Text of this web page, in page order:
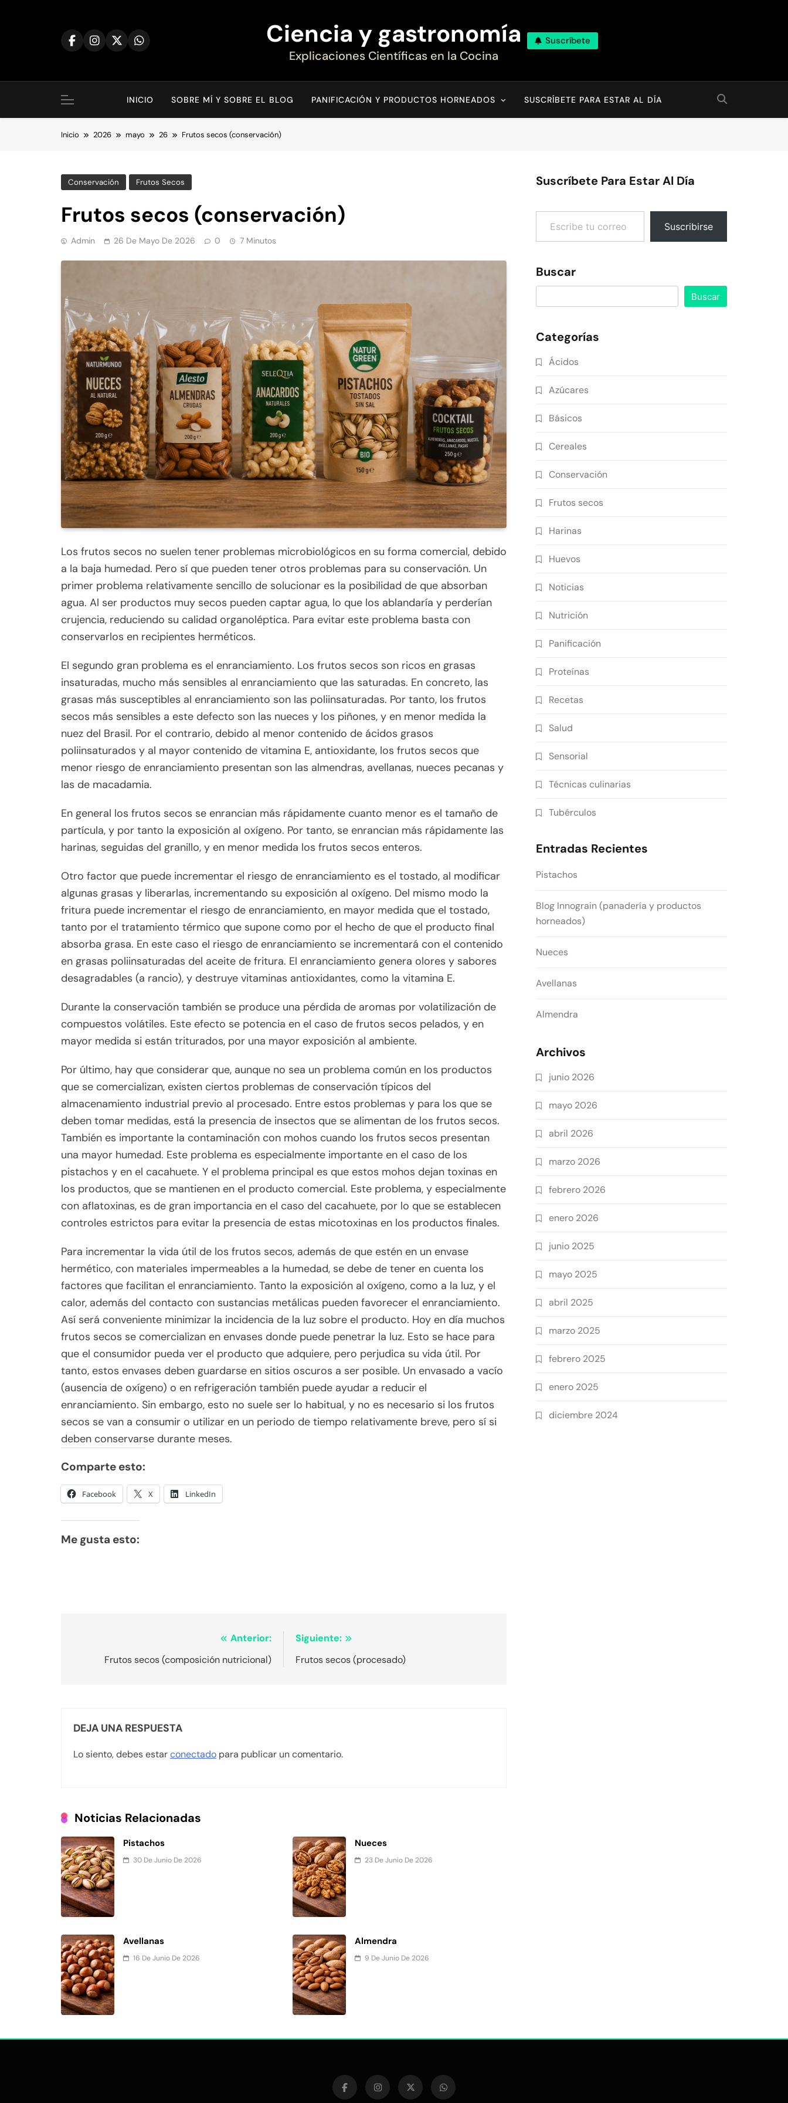
Ciencia y gastronomía
Explicaciones Científicas en la Cocina
Suscríbete
INICIO SOBRE MÍ Y SOBRE EL BLOG PANIFICACIÓN Y PRODUCTOS HORNEADOS SUSCRÍBETE PARA ESTAR AL DÍA
Inicio 2026 mayo 26 Frutos secos (conservación)
Conservación Frutos Secos
Frutos secos (conservación)
Admin 26 De Mayo De 2026 0 7 Minutos
Los frutos secos no suelen tener problemas microbiológicos en su forma comercial, debido
a la baja humedad. Pero sí que pueden tener otros problemas para su conservación. Un
primer problema relativamente sencillo de solucionar es la posibilidad de que absorban
agua. Al ser productos muy secos pueden captar agua, lo que los ablandaría y perderían
crujencia, reduciendo su calidad organoléptica. Para evitar este problema basta con
conservarlos en recipientes herméticos.
El segundo gran problema es el enranciamiento. Los frutos secos son ricos en grasas
insaturadas, mucho más sensibles al enranciamiento que las saturadas. En concreto, las
grasas más susceptibles al enranciamiento son las poliinsaturadas. Por tanto, los frutos
secos más sensibles a este defecto son las nueces y los piñones, y en menor medida la
nuez del Brasil. Por el contrario, debido al menor contenido de ácidos grasos
poliinsaturados y al mayor contenido de vitamina E, antioxidante, los frutos secos que
menor riesgo de enranciamiento presentan son las almendras, avellanas, nueces pecanas y
las de macadamia.
En general los frutos secos se enrancian más rápidamente cuanto menor es el tamaño de
partícula, y por tanto la exposición al oxígeno. Por tanto, se enrancian más rápidamente las
harinas, seguidas del granillo, y en menor medida los frutos secos enteros.
Otro factor que puede incrementar el riesgo de enranciamiento es el tostado, al modificar
algunas grasas y liberarlas, incrementando su exposición al oxígeno. Del mismo modo la
fritura puede incrementar el riesgo de enranciamiento, en mayor medida que el tostado,
tanto por el tratamiento térmico que supone como por el hecho de que el producto final
absorba grasa. En este caso el riesgo de enranciamiento se incrementará con el contenido
en grasas poliinsaturadas del aceite de fritura. El enranciamiento genera olores y sabores
desagradables (a rancio), y destruye vitaminas antioxidantes, como la vitamina E.
Durante la conservación también se produce una pérdida de aromas por volatilización de
compuestos volátiles. Este efecto se potencia en el caso de frutos secos pelados, y en
mayor medida si están triturados, por una mayor exposición al ambiente.
Por último, hay que considerar que, aunque no sea un problema común en los productos
que se comercializan, existen ciertos problemas de conservación típicos del
almacenamiento industrial previo al procesado. Entre estos problemas y para los que se
deben tomar medidas, está la presencia de insectos que se alimentan de los frutos secos.
También es importante la contaminación con mohos cuando los frutos secos presentan
una mayor humedad. Este problema es especialmente importante en el caso de los
pistachos y en el cacahuete. Y el problema principal es que estos mohos dejan toxinas en
los productos, que se mantienen en el producto comercial. Este problema, y especialmente
con aflatoxinas, es de gran importancia en el caso del cacahuete, por lo que se establecen
controles estrictos para evitar la presencia de estas micotoxinas en los productos finales.
Para incrementar la vida útil de los frutos secos, además de que estén en un envase
hermético, con materiales impermeables a la humedad, se debe de tener en cuenta los
factores que facilitan el enranciamiento. Tanto la exposición al oxígeno, como a la luz, y el
calor, además del contacto con sustancias metálicas pueden favorecer el enranciamiento.
Así será conveniente minimizar la incidencia de la luz sobre el producto. Hoy en día muchos
frutos secos se comercializan en envases donde puede penetrar la luz. Esto se hace para
que el consumidor pueda ver el producto que adquiere, pero perjudica su vida útil. Por
tanto, estos envases deben guardarse en sitios oscuros a ser posible. Un envasado a vacío
(ausencia de oxígeno) o en refrigeración también puede ayudar a reducir el
enranciamiento. Sin embargo, esto no suele ser lo habitual, y no es necesario si los frutos
secos se van a consumir o utilizar en un periodo de tiempo relativamente breve, pero sí si
deben conservarse durante meses.
Comparte esto:
Facebook X LinkedIn
Me gusta esto:
Anterior:
Frutos secos (composición nutricional)
Siguiente:
Frutos secos (procesado)
DEJA UNA RESPUESTA
Lo siento, debes estarconectado para publicar un comentario.
Noticias Relacionadas
Pistachos
30 De Junio De 2026
Nueces
23 De Junio De 2026
Avellanas
16 De Junio De 2026
Almendra
9 De Junio De 2026
Suscríbete Para Estar Al Día
Escribe tu correo electrónico…
Suscribirse
Buscar
Buscar
Categorías
Ácidos
Azúcares
Básicos
Cereales
Conservación
Frutos secos
Harinas
Huevos
Noticias
Nutrición
Panificación
Proteínas
Recetas
Salud
Sensorial
Técnicas culinarias
Tubérculos
Entradas Recientes
Pistachos
Blog Innograin (panadería y productos
horneados)
Nueces
Avellanas
Almendra
Archivos
junio 2026
mayo 2026
abril 2026
marzo 2026
febrero 2026
enero 2026
junio 2025
mayo 2025
abril 2025
marzo 2025
febrero 2025
enero 2025
diciembre 2024